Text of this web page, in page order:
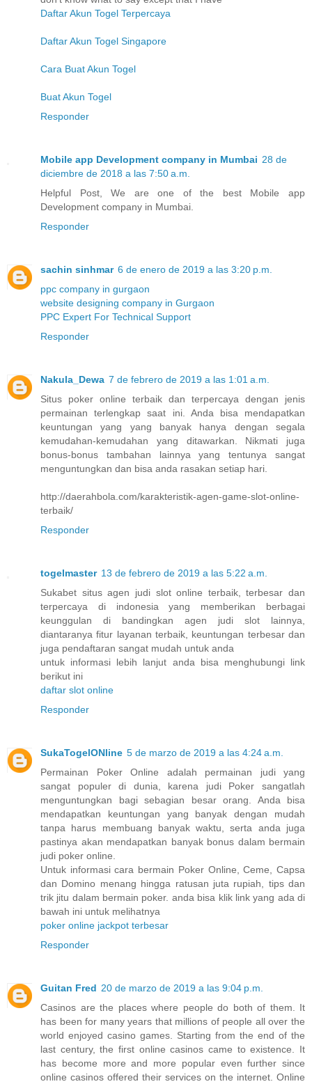
Daftar Akun Togel Terpercaya
Daftar Akun Togel Singapore
Cara Buat Akun Togel
Buat Akun Togel
Responder
Mobile app Development company in Mumbai 28 de
diciembre de 2018 a las 7:50 a.m.
Helpful Post, We are one of the best Mobile app
Development company in Mumbai.
Responder
sachin sinhmar 6 de enero de 2019 a las 3:20 p.m.
ppc company in gurgaon
website designing company in Gurgaon
PPC Expert For Technical Support
Responder
Nakula_Dewa 7 de febrero de 2019 a las 1:01 a.m.
Situs poker online terbaik dan terpercaya dengan jenis
permainan terlengkap saat ini. Anda bisa mendapatkan
keuntungan yang yang banyak hanya dengan segala
kemudahan-kemudahan yang ditawarkan. Nikmati juga
bonus-bonus tambahan lainnya yang tentunya sangat
menguntungkan dan bisa anda rasakan setiap hari.
http://daerahbola.com/karakteristik-agen-game-slot-online-
terbaik/
Responder
togelmaster 13 de febrero de 2019 a las 5:22 a.m.
Sukabet situs agen judi slot online terbaik, terbesar dan
terpercaya di indonesia yang memberikan berbagai
keunggulan di bandingkan agen judi slot lainnya,
diantaranya fitur layanan terbaik, keuntungan terbesar dan
juga pendaftaran sangat mudah untuk anda
untuk informasi lebih lanjut anda bisa menghubungi link
berikut ini
daftar slot online
Responder
SukaTogelONline 5 de marzo de 2019 a las 4:24 a.m.
Permainan Poker Online adalah permainan judi yang
sangat populer di dunia, karena judi Poker sangatlah
menguntungkan bagi sebagian besar orang. Anda bisa
mendapatkan keuntungan yang banyak dengan mudah
tanpa harus membuang banyak waktu, serta anda juga
pastinya akan mendapatkan banyak bonus dalam bermain
judi poker online.
Untuk informasi cara bermain Poker Online, Ceme, Capsa
dan Domino menang hingga ratusan juta rupiah, tips dan
trik jitu dalam bermain poker. anda bisa klik link yang ada di
bawah ini untuk melihatnya
poker online jackpot terbesar
Responder
Guitan Fred 20 de marzo de 2019 a las 9:04 p.m.
Casinos are the places where people do both of them. It
has been for many years that millions of people all over the
world enjoyed casino games. Starting from the end of the
last century, the first online casinos came to existence. It
has become more and more popular even further since
online casinos offered their services on the internet. Online